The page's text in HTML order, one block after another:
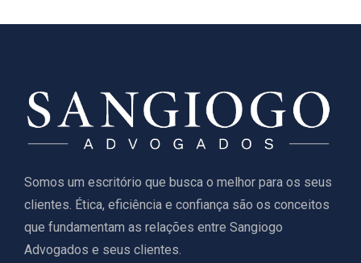
Somos um escritório que busca o melhor para os seus
clientes. Ética, eficiência e confiança são os conceitos
que fundamentam as relações entre Sangiogo
Advogados e seus clientes.